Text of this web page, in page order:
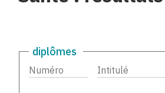
diplômes